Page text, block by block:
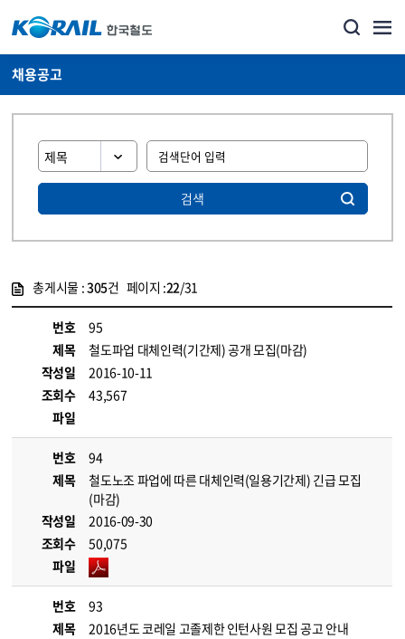
채용공고
검색
총게시물 :305건 페이지 :22/31
번호
95
제목
철도파업 대체인력(기간제) 공개 모집(마감)
작성일
2016-10-11
조회수
43,567
파일
번호
94
제목
철도노조 파업에 따른 대체인력(일용기간제) 긴급 모집
(마감)
작성일
2016-09-30
조회수
50,075
파일
번호
93
제목
2016년도 코레일 고졸제한 인턴사원 모집 공고 안내